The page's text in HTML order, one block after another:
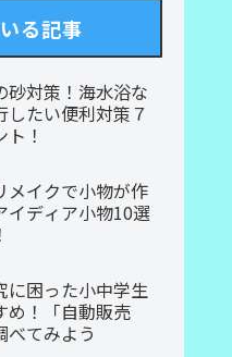
る記事
砂対策！海水浴な
したい便利対策７
！
メイクで小物が作
イディア小物10選
に困った小中学生
め！「自動販売
べてみよう